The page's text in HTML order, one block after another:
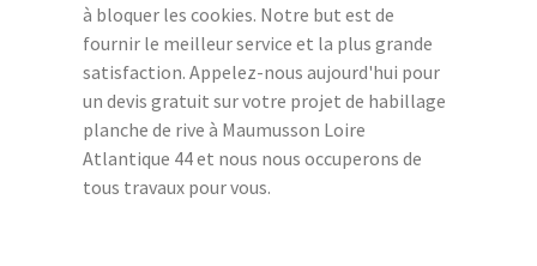
à bloquer les cookies. Notre but est de
fournir le meilleur service et la plus grande
satisfaction. Appelez-nous aujourd'hui pour
un devis gratuit sur votre projet de habillage
planche de rive à Maumusson Loire
Atlantique 44 et nous nous occuperons de
tous travaux pour vous.